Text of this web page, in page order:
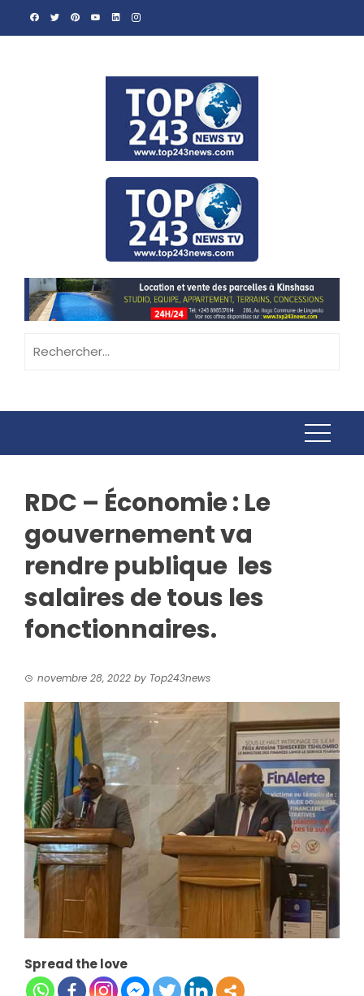
RDC – Économie : Le
gouvernement va
rendre publique les
salaires de tous les
fonctionnaires.
novembre 28, 2022 by Top243news
Spread the love